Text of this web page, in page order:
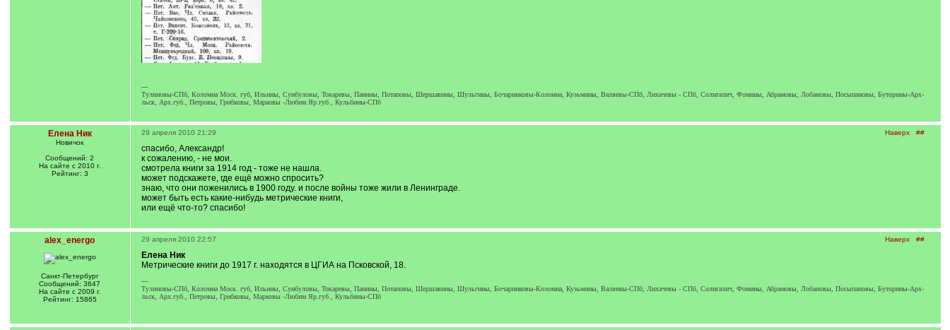
---
Тулиновы-СПб, Коломна Моск. губ, Ильины, Сунбуловы, Токаревы, Панины, Потаповы, Шершавины, Шульгины, Бочарниковы-Коломна, Кузьмины, Валяевы-СПб, Лихачевы - СПб, Солигалич, Фомины, Абрамовы, Лобановы, Посыпановы, Буторины-Арх-
льск, Арх.губ., Петровы, Грибковы, Марковы -Любим Яр.губ., Кульбины-СПб
Елена Ник
Новичок
Сообщений: 2
На сайте с 2010 г.
Рейтинг: 3
Наверх ##
29 апреля 2010 21:29
спасибо, Александр!
к сожалению, - не мои.
смотрела книги за 1914 год - тоже не нашла.
может подскажете, где ещё можно спросить?
знаю, что они поженились в 1900 году. и после войны тоже жили в Ленинграде.
может быть есть какие-нибудь метрические книги,
или ещё что-то? спасибо!
alex_energo
Санкт-Петербург
Сообщений: 3647
На сайте с 2009 г.
Рейтинг: 15865
Наверх ##
29 апреля 2010 22:57
Елена Ник
Метрические книги до 1917 г. находятся в ЦГИА на Псковской, 18.
---
Тулиновы-СПб, Коломна Моск. губ, Ильины, Сунбуловы, Токаревы, Панины, Потаповы, Шершавины, Шульгины, Бочарниковы-Коломна, Кузьмины, Валяевы-СПб, Лихачевы - СПб, Солигалич, Фомины, Абрамовы, Лобановы, Посыпановы, Буторины-Арх-
льск, Арх.губ., Петровы, Грибковы, Марковы -Любим Яр.губ., Кульбины-СПб